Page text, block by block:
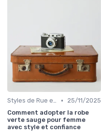
Styles de Rue et Looks du Moment •
25/11/2025
Comment adopter la robe
verte sauge pour femme
avec style et confiance